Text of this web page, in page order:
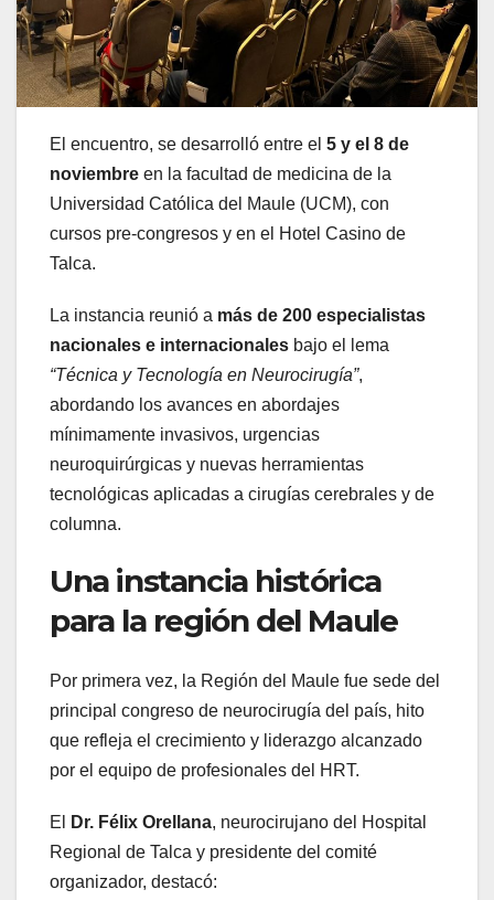
El encuentro, se desarrolló entre el 5 y el 8 de
noviembre en la facultad de medicina de la
Universidad Católica del Maule (UCM), con
cursos pre-congresos y en el Hotel Casino de
Talca.
La instancia reunió a más de 200 especialistas
nacionales e internacionales bajo el lema
“Técnica y Tecnología en Neurocirugía”,
abordando los avances en abordajes
mínimamente invasivos, urgencias
neuroquirúrgicas y nuevas herramientas
tecnológicas aplicadas a cirugías cerebrales y de
columna.
Una instancia histórica
para la región del Maule
Por primera vez, la Región del Maule fue sede del
principal congreso de neurocirugía del país, hito
que refleja el crecimiento y liderazgo alcanzado
por el equipo de profesionales del HRT.
El Dr. Félix Orellana, neurocirujano del Hospital
Regional de Talca y presidente del comité
organizador, destacó: